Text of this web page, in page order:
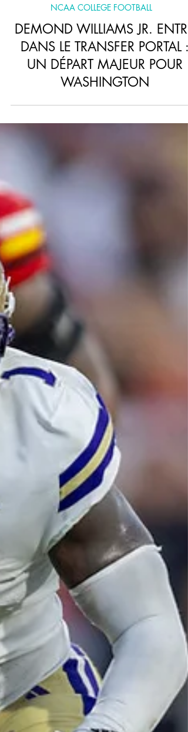
NCAA COLLEGE FOOTBALL
DEMOND WILLIAMS JR. ENTRE
DANS LE TRANSFER PORTAL :
UN DÉPART MAJEUR POUR
WASHINGTON